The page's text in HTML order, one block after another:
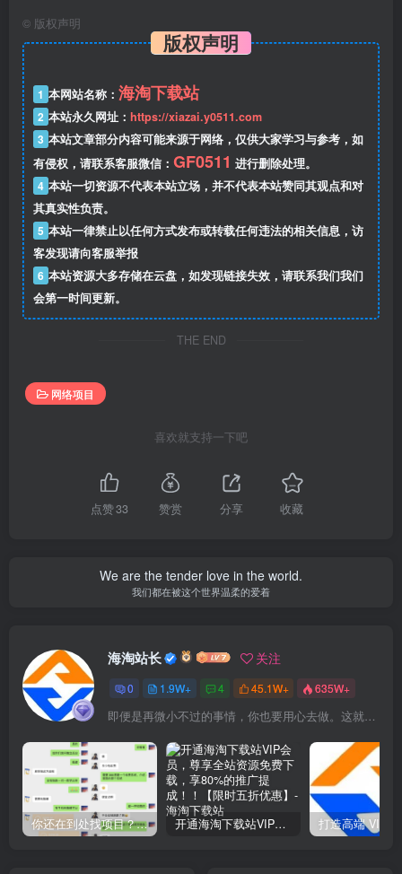
© 版权声明
版权声明
1 本网站名称： 海淘下载站
2 本站永久网址： https://xiazai.y0511.com
3 本站文章部分内容可能来源于网络，仅供大家学习与参考，如
有侵权，请联系客服微信： GF0511 进行删除处理。
4 本站一切资源不代表本站立场，并不代表本站赞同其观点和对
其真实性负责。
5 本站一律禁止以任何方式发布或转载任何违法的相关信息，访
客发现请向客服举报
6 本站资源大多存储在云盘，如发现链接失效，请联系我们我们
会第一时间更新。
THE END
网络项目
喜欢就支持一下吧
点赞33 赞赏 分享 收藏
We are the tender love in the world.
我们都在被这个世界温柔的爱着
海淘站长 关注
0 1.9W+ 4 45.1W+ 635W+
即便是再微小不过的事情，你也要用心去做。这就是成功的秘密
你还在到处找项目？还在当韭菜？我靠网创资源站一个月收入5万+，曾经我也是个失败者。 开通海淘下载站VIP会员，尊享全站资源免费下载，享80%的推广提成！！【限时五折优惠】